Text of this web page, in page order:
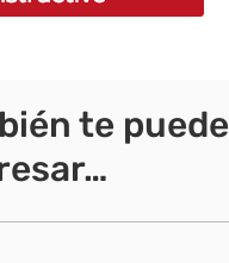
te puede